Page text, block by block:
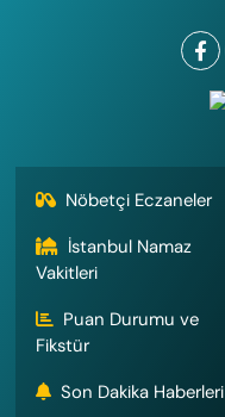
Nöbetçi Eczaneler
İstanbul Namaz
Vakitleri
Puan Durumu ve
Fikstür
Son Dakika Haberleri